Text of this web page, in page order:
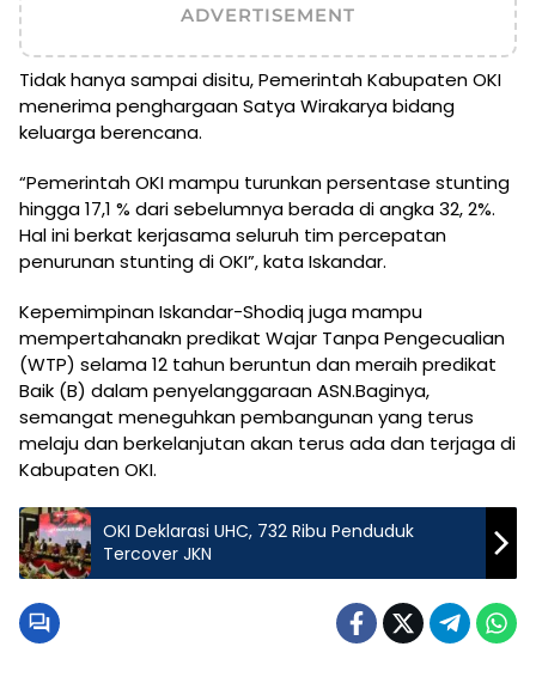
ADVERTISEMENT
Tidak hanya sampai disitu, Pemerintah Kabupaten OKI
menerima penghargaan Satya Wirakarya bidang
keluarga berencana.
“Pemerintah OKI mampu turunkan persentase stunting
hingga 17,1 % dari sebelumnya berada di angka 32, 2%.
Hal ini berkat kerjasama seluruh tim percepatan
penurunan stunting di OKI”, kata Iskandar.
Kepemimpinan Iskandar-Shodiq juga mampu
mempertahanakn predikat Wajar Tanpa Pengecualian
(WTP) selama 12 tahun beruntun dan meraih predikat
Baik (B) dalam penyelanggaraan ASN.Baginya,
semangat meneguhkan pembangunan yang terus
melaju dan berkelanjutan akan terus ada dan terjaga di
Kabupaten OKI.
OKI Deklarasi UHC, 732 Ribu Penduduk
Tercover JKN